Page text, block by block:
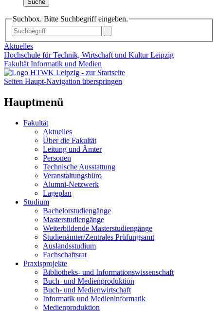
Suche
Suchbox. Bitte Suchbegriff eingeben.
Aktuelles
Hochschule für Technik, Wirtschaft und Kultur Leipzig
Fakultät Informatik und Medien
Seiten Haupt-Navigation überspringen
Hauptmenü
Fakultät
Aktuelles
Über die Fakultät
Leitung und Ämter
Personen
Technische Ausstattung
Veranstaltungsbüro
Alumni-Netzwerk
Lageplan
Studium
Bachelorstudiengänge
Masterstudiengänge
Weiterbildende Masterstudiengänge
Studienämter/Zentrales Prüfungsamt
Auslandsstudium
Fachschaftsrat
Praxisprojekte
Bibliotheks- und Informationswissenschaft
Buch- und Medienproduktion
Buch- und Medienwirtschaft
Informatik und Medieninformatik
Medienproduktion